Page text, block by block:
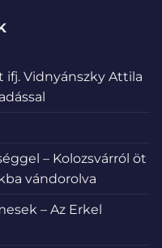
Vidnyánszky Attila
– Kolozsvárról öt
vándorolva
– Az Erkel